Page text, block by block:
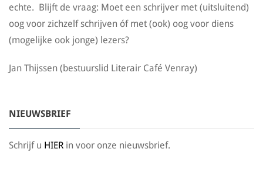
echte. Blijft de vraag: Moet een schrijver met (uitsluitend)
oog voor zichzelf schrijven óf met (ook) oog voor diens
(mogelijke ook jonge) lezers?
Jan Thijssen (bestuurslid Literair Café Venray)
NIEUWSBRIEF
Schrijf u HIER in voor onze nieuwsbrief.